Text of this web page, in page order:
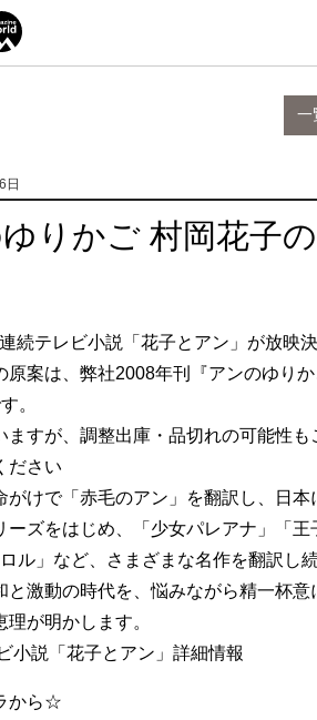
一
日
ゆりかご 村岡花子
テレビ小説「花子とアン」が放映決
原案は、弊社2008年刊『アンのゆり
。
ますが、調整出庫・品切れの可能性
ださい
がけで「赤毛のアン」を翻訳し、日本
ーズをはじめ、「少女パレアナ」「王
ロル」など、さまざまな名作を翻訳し
と激動の時代を、悩みながら精一杯
が明かします。
小説 「花子とアン」詳細情報
から☆